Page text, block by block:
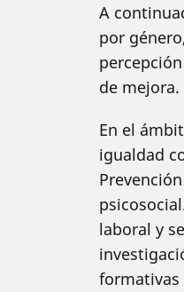
A
por
de mejora.
En el
igualdad
laboral y
formativas